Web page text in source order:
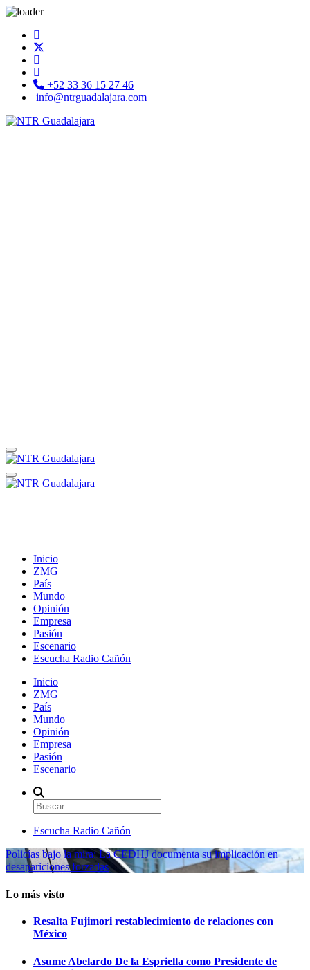
+52 33 36 15 27 46
info@ntrguadalajara.com
Inicio
ZMG
País
Mundo
Opinión
Empresa
Pasión
Escenario
Escucha Radio Cañón
Inicio
ZMG
País
Mundo
Opinión
Empresa
Pasión
Escenario
Escucha Radio Cañón
Policías bajo la mira: La CEDHJ documenta su implicación en
desapariciones forzadas
Lo más visto
Resalta Fujimori restablecimiento de relaciones con
México
Asume Abelardo De la Espriella como Presidente de